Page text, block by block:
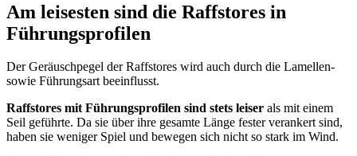
Am leisesten sind die Raffstores in
Führungsprofilen
Der Geräuschpegel der Raffstores wird auch durch die Lamellen-
sowie Führungsart beeinflusst.
Raffstores mit Führungsprofilen sind stets leiser als mit einem
Seil geführte. Da sie über ihre gesamte Länge fester verankert sind,
haben sie weniger Spiel und bewegen sich nicht so stark im Wind.